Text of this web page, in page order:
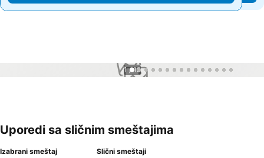
1 / 15
Uporedi sa sličnim smeštajima
Izabrani smeštaj Slični smeštaji